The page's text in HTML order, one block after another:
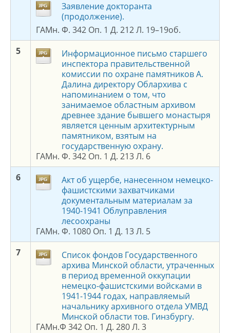
Заявление докторанта
(продолжение).
ГАМн. Ф. 342 Оп. 1 Д. 212 Л. 19–19об.
5
Информационное письмо старшего
инспектора правительственной
комиссии по охране памятников А.
Далина директору Облархива с
напоминанием о том, что
занимаемое областным архивом
древнее здание бывшего монастыря
является ценным архитектурным
памятником, взятым на
государственную охрану.
ГАМн. Ф. 342 Оп. 1 Д. 213 Л. 6
6
Акт об ущербе, нанесенном немецко-
фашистскими захватчиками
документальным материалам за
1940-1941 Облуправления
лесоохраны
ГАМн. Ф. 1080 Оп. 1 Д. 13 Л. 5
7
Список фондов Государственного
архива Минской области, утраченных
в период временной оккупации
немецко-фашистскими войсками в
1941-1944 годах, направляемый
начальнику архивного отдела УМВД
Минской области тов. Гинзбургу.
ГАМн.Ф 342 Оп. 1 Д. 280 Л. 3